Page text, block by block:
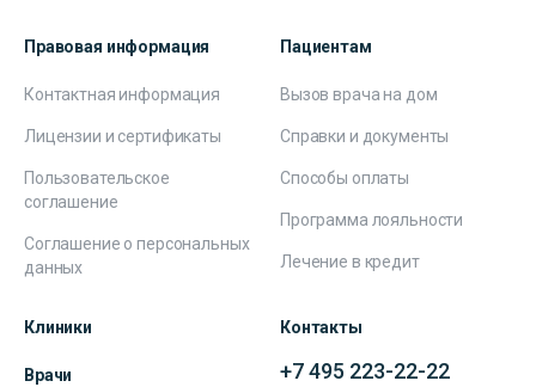
Правовая информация
Контактная информация
Лицензии и сертификаты
Пользовательское
соглашение
Соглашение о персональных
данных
Пациентам
Вызов врача на дом
Справки и документы
Способы оплаты
Программа лояльности
Лечение в кредит
Клиники
Врачи
Контакты
+7 495 223-22-22